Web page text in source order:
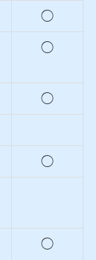
◯
◯
◯
◯
◯